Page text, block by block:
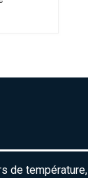
de température,